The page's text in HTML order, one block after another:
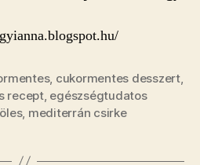
, cukormentes desszert,
recept, egészségtudatos
, mediterrán csirke